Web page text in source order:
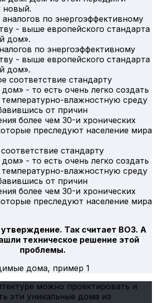
новый.
по энергоэффективному
- выше европейского стандарта
дом».
стандарту
- то есть очень легко создать
влажностную среду
от причин
более чем 30-и хронических
преследуют население мира
Так считает ВОЗ. А
техническое решение этой
проблемы.
можно проектировать и
эти уникальные дома из